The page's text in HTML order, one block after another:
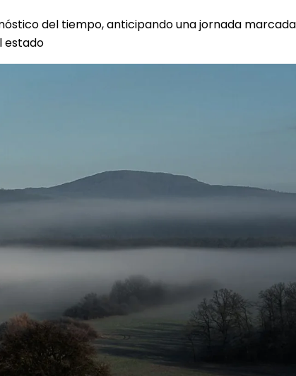
del tiempo, anticipando una jornada
estado